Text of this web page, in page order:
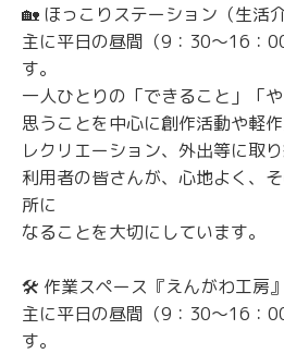
🏡 ほっこりステーション（生活介
主に平日の昼間（9：30～16：
す。
一人ひとりの「できること」「
思うことを中心に創作活動や軽
レクリエーション、外出等に取り
利用者の皆さんが、心地よく、
所に
なることを大切にしています。
🛠️ 作業スペース『えんがわ工房
主に平日の昼間（9：30～16：
す。